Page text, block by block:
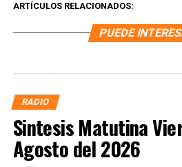
ARTÍCULOS RELACIONADOS:
PUEDE
RADIO
Sintesis Matutina
Agosto del 2026